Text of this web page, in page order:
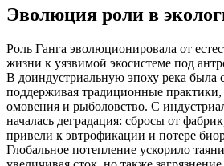
Эволюция роли в
Роль Ганга эволюционировала от
жизни к уязвимой экосистеме под
В доиндустриальную эпоху река была
поддерживая традиционные практики,
омовения и рыболовство. С
началась деградация: сбросы от
привели к эвтрофикации и потере
Глобальное потепление ускорило